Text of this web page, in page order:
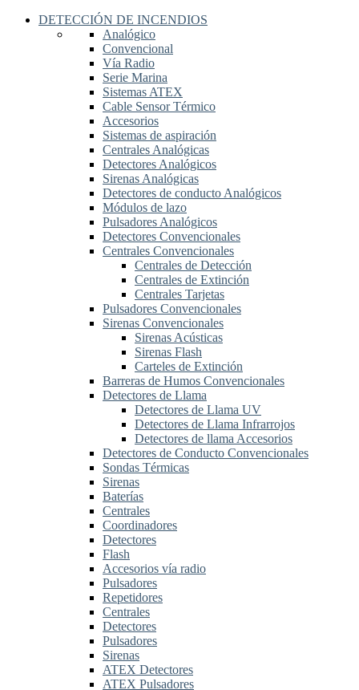
DETECCIÓN DE INCENDIOS
Analógico
Convencional
Vía Radio
Serie Marina
Sistemas ATEX
Cable Sensor Térmico
Accesorios
Sistemas de aspiración
Centrales Analógicas
Detectores Analógicos
Sirenas Analógicas
Detectores de conducto Analógicos
Módulos de lazo
Pulsadores Analógicos
Detectores Convencionales
Centrales Convencionales
Centrales de Detección
Centrales de Extinción
Centrales Tarjetas
Pulsadores Convencionales
Sirenas Convencionales
Sirenas Acústicas
Sirenas Flash
Carteles de Extinción
Barreras de Humos Convencionales
Detectores de Llama
Detectores de Llama UV
Detectores de Llama Infrarrojos
Detectores de llama Accesorios
Detectores de Conducto Convencionales
Sondas Térmicas
Sirenas
Baterías
Centrales
Coordinadores
Detectores
Flash
Accesorios vía radio
Pulsadores
Repetidores
Centrales
Detectores
Pulsadores
Sirenas
ATEX Detectores
ATEX Pulsadores